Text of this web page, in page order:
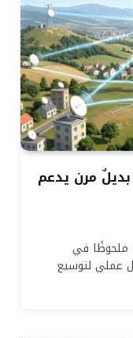
مرن يدعم
ملحوظًا في
عملي لتوسيع